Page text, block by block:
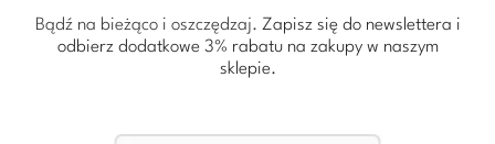
Bądź na bieżąco i oszczędzaj. Zapisz się do newslettera i
odbierz dodatkowe 3% rabatu na zakupy w naszym
sklepie.